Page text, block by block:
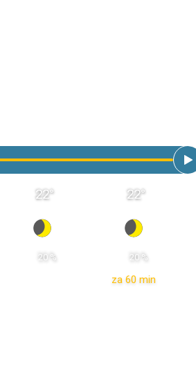
22°
20 %
za 60 min
22°
20 %